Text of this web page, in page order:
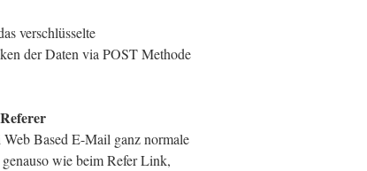
verschlüsselte
der Daten via POST Methode
Based E-Mail ganz normale
wie beim Refer Link,